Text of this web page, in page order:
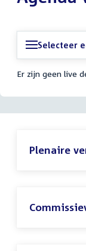
Selecteer
Er zijn geen live
Plenaire